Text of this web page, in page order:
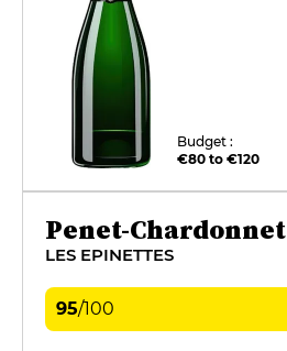
Budget :
€80 to €120
Penet-Chardonnet
LES EPINETTES
95/100